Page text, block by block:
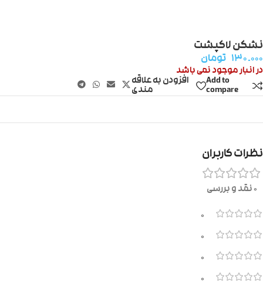
نشکن لاکپشت
۱۳۰.۰۰۰ تومان
در انبار موجود نمی باشد
Add to
compare
افزودن به علاقه
مندی
نظرات کاربران
0 نقد و بررسی
0
0
0
0